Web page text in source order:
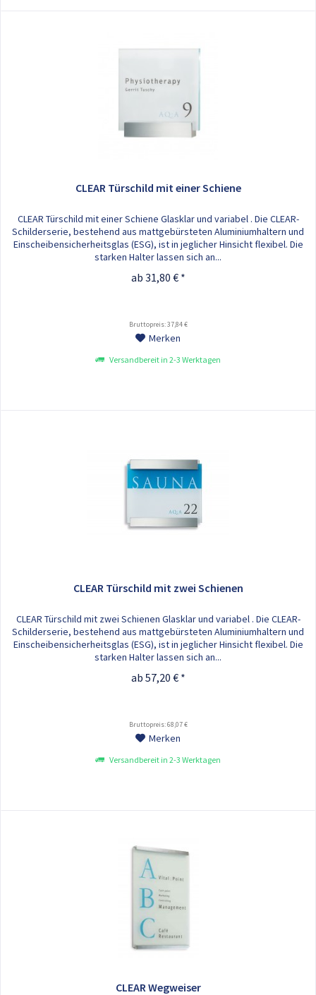
CLEAR Türschild mit einer Schiene
CLEAR Türschild mit einer Schiene Glasklar und variabel . Die CLEAR-
Schilderserie, bestehend aus mattgebürsteten Aluminiumhaltern und
Einscheibensicherheitsglas (ESG), ist in jeglicher Hinsicht flexibel. Die
starken Halter lassen sich an...
ab 31,80 € *
Bruttopreis: 37,84 €
Merken
Versandbereit in 2-3 Werktagen
CLEAR Türschild mit zwei Schienen
CLEAR Türschild mit zwei Schienen Glasklar und variabel . Die CLEAR-
Schilderserie, bestehend aus mattgebürsteten Aluminiumhaltern und
Einscheibensicherheitsglas (ESG), ist in jeglicher Hinsicht flexibel. Die
starken Halter lassen sich an...
ab 57,20 € *
Bruttopreis: 68,07 €
Merken
Versandbereit in 2-3 Werktagen
CLEAR Wegweiser